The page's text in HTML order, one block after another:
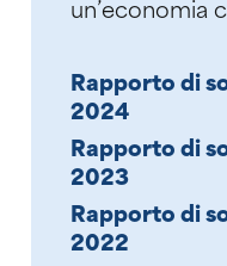
Rapporto di
2024
Rapporto di
2023
Rapporto di
2022
un’economia